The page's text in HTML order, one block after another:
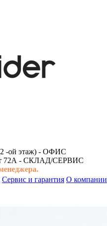
-ой этаж) - ОФИС
72А - СКЛАД/СЕРВИС
Сервис и гарантия О компании